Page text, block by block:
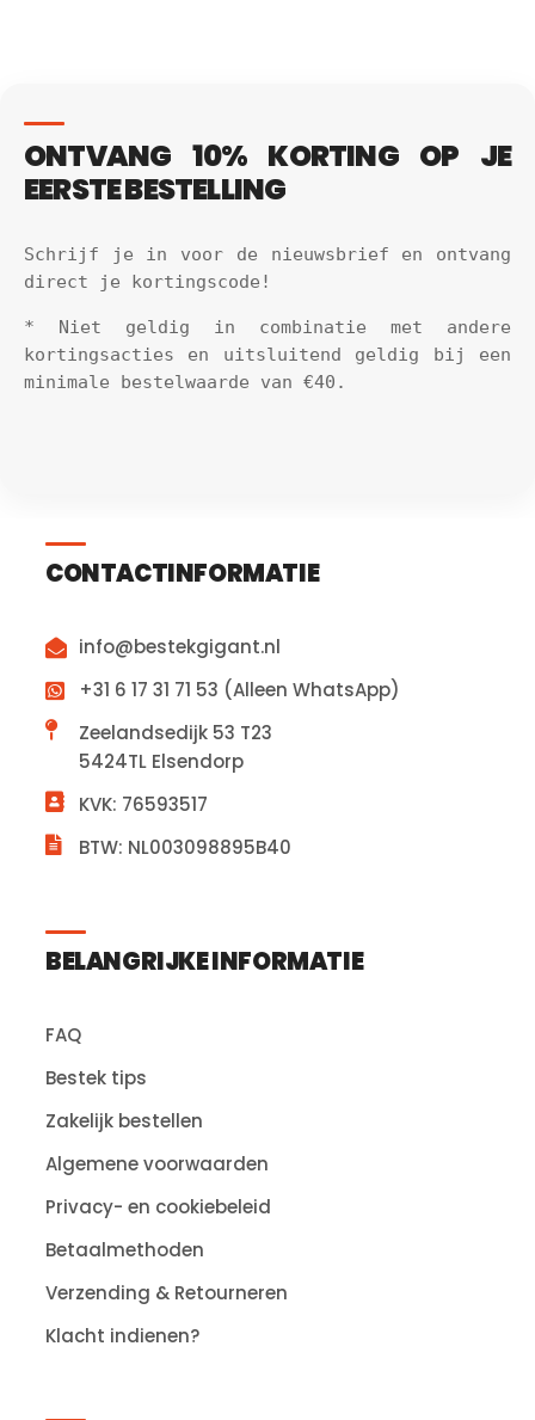
ONTVANG 10% KORTING OP JE
EERSTE BESTELLING
Schrijf je in voor de nieuwsbrief en ontvang
direct je kortingscode!
* Niet geldig in combinatie met andere
kortingsacties en uitsluitend geldig bij een
minimale bestelwaarde van €40.
CONTACTINFORMATIE
info@bestekgigant.nl
+31 6 17 31 71 53 (Alleen WhatsApp)
Zeelandsedijk 53 T23
5424TL Elsendorp
KVK: 76593517
BTW: NL003098895B40
BELANGRIJKE INFORMATIE
FAQ
Bestek tips
Zakelijk bestellen
Algemene voorwaarden
Privacy- en cookiebeleid
Betaalmethoden
Verzending & Retourneren
Klacht indienen?